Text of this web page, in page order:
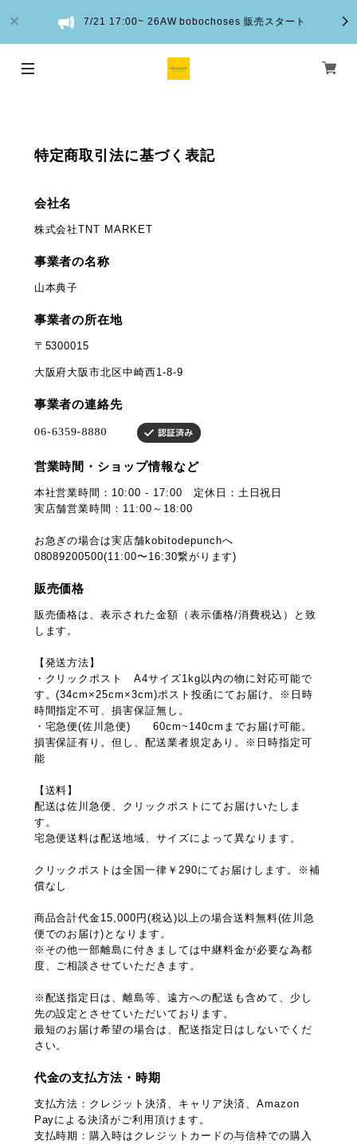
7/21 17:00~ 26AW bobochoses 販売スタート
特定商取引法に基づく表記
会社名
株式会社TNT MARKET
事業者の名称
山本典子
事業者の所在地
〒5300015
大阪府大阪市北区中崎西1-8-9
事業者の連絡先
営業時間・ショップ情報など
本社営業時間：10:00 - 17:00 定休日：土日祝日
実店舗営業時間：11:00～18:00
お急ぎの場合は実店舗kobitodepunchへ
08089200500(11:00〜16:30繋がります)
販売価格
販売価格は、表示された金額（表示価格/消費税込）と致
します。
【発送方法】
・クリックポスト A4サイズ1kg以内の物に対応可能で
す。(34cm×25cm×3cm)ポスト投函にてお届け。※日時
時間指定不可、損害保証無し。
・宅急便(佐川急便) 60cm~140cmまでお届け可能。
損害保証有り。但し、配送業者規定あり。※日時指定可
能
【送料】
配送は佐川急便、クリックポストにてお届けいたしま
す。
宅急便送料は配送地域、サイズによって異なります。
クリックポストは全国一律￥290にてお届けします。※補
償なし
商品合計代金15,000円(税込)以上の場合送料無料(佐川急
便でのお届け)となります。
※その他一部離島に付きましては中継料金が必要な為都
度、ご相談させていただきます。
※配送指定日は、離島等、遠方への配送も含めて、少し
先の設定とさせていただいております。
最短のお届け希望の場合は、配送指定日はしないでくだ
さい。
代金の支払方法・時期
支払方法：クレジット決済、キャリア決済、Amazon
Payによる決済がご利用頂けます。
支払時期：購入時はクレジットカードの与信枠での購入